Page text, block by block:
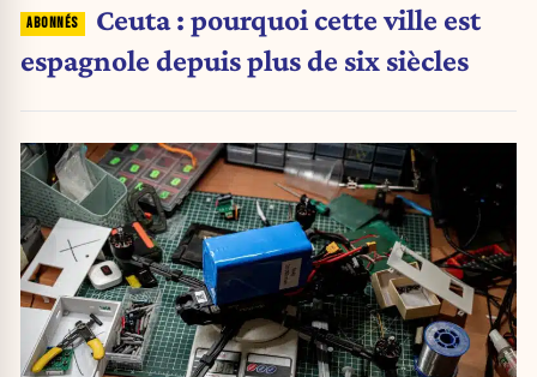
Ceuta : pourquoi cette ville est
espagnole depuis plus de six siècles